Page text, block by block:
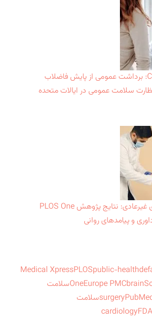
نظرسنجی CDC: برداشت عمومی از پایش فاضلاب
نظارت سلامت عمومی در ایالات متحده
درک تجربه‌های غیرعادی: نتایج پژوهش PLOS One
و پیامدهای روانی
Medical XpressPLOSpublic-health
OneEurope PMCbrain
سلامت
surgeryسلامت
cardiologyFDA